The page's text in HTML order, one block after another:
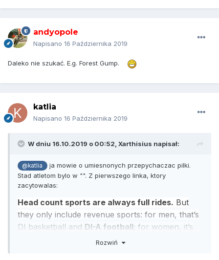
andyopole
Napisano 16 Października 2019
Daleko nie szukać. E.g. Forest Gump.
katlia
Napisano 16 Października 2019
W dniu 16.10.2019 o 00:52, Xarthisius napisał:
@katlia
ja mowie o umiesnonych przepychaczac pilki.
Stad atletom bylo w "". Z pierwszego linka, ktory
zacytowalas:
Head count sports are always full rides. But
they only include revenue sports: for men, that’s
DI basketball and DI-A football; for women, it’s
DI basketball, tennis, volleyball and gymnastics.
Rozwiń